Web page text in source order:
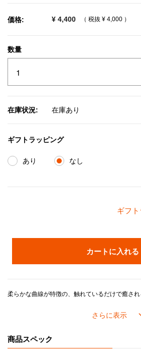
価格: ¥ 4,400 （ 税抜 ¥ 4,000 ）
数量
在庫状況: 在庫あり
ギフトラッピング
あり なし
ギフ
カートに入れる
＊製造時期により、化粧箱のデザインや製品の色味が若干異なる場合がござ
商品スペック